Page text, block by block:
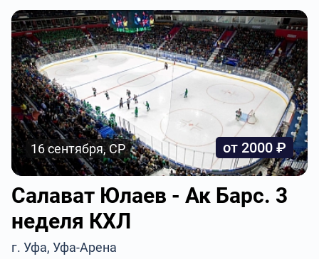
16 сентября, СР от 2000 ₽
Салават Юлаев - Ак Барс. 3
неделя КХЛ
г. Уфа, Уфа-Арена